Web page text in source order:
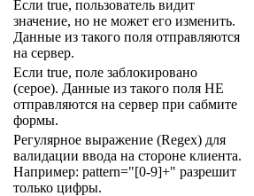
Если true, пользователь видит
значение, но не может его изменить.
Данные из такого поля отправляются
на сервер.
Если true, поле заблокировано
(серое). Данные из такого поля НЕ
отправляются на сервер при сабмите
формы.
Регулярное выражение (Regex) для
валидации ввода на стороне клиента.
Например: pattern="[0-9]+" разрешит
только цифры.